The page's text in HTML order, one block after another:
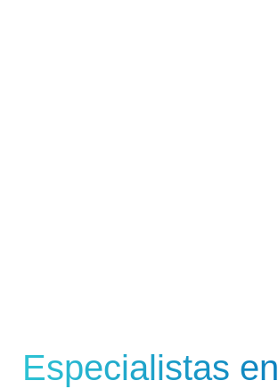
Especialistas en